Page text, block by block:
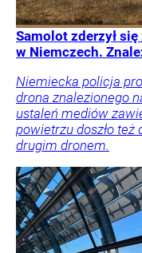
Samolot zderzył
w Niemczech.
Niemiecka policja
drona znalezionego
ustaleń mediów
powietrzu doszło też
drugim dronem.